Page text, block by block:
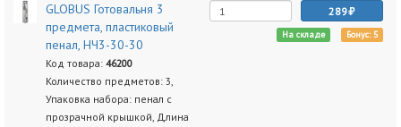
GLOBUS Готовальня 3
предмета, пластиковый
пенал, НЧ3-30-30
Код товара: 46200
Количество предметов: 3,
Упаковка набора: пенал с
прозрачной крышкой, Длина
289
На складе Бонус: 5